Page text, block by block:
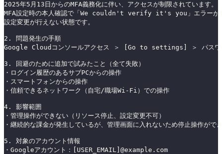
2025年5月13日からのMFA義務化に伴い、アクセスが制限されています。
MFA設定時の本人確認で「We couldn't verify it's you」エラーが
設定変更が行えない状態です。
2. 問題発生の手順
Google Cloudコンソールアクセス ＞ [Go to settings] ＞ パスワー
3. 回避のために追加で試みたこと（全て失敗）
・ログイン履歴のあるサブPCからの操作
・スマートフォンからの操作
・信頼できるネットワーク（自宅/職場Wi-Fi）での操作
4. 影響範囲
・管理操作ができない（リソース停止、設定変更不可）
・継続的な課金が発生しているが、管理画面に入れないため停止操作がで
5. 対象のアカウント情報
・Googleアカウント：[USER_EMAIL]@example.com